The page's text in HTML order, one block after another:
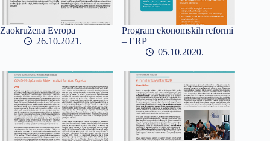
Zaokružena Evropa
26.10.2021
Program ekonomskih reformi
– ERP
05.10.2020